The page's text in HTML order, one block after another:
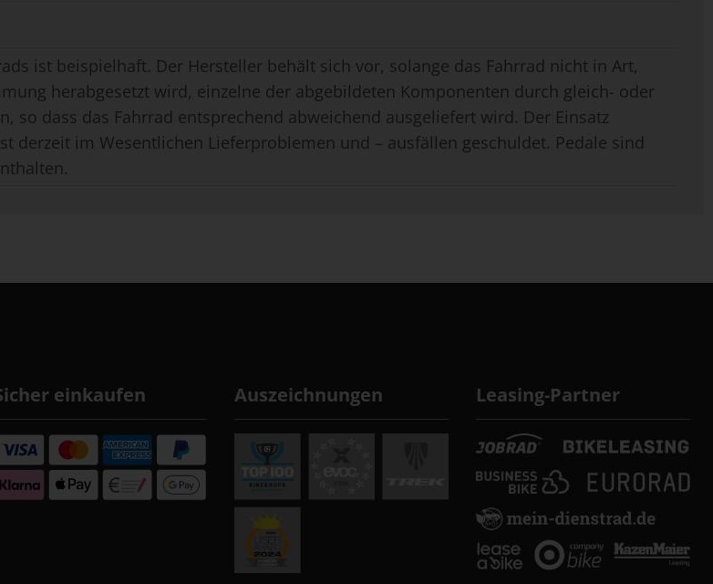
ist beispielhaft. Der Hersteller behält sich vor, solange das Fahrrad nicht in Art,
herabgesetzt wird, einzelne der abgebildeten Komponenten durch gleich- oder
so dass das Fahrrad entsprechend abweichend ausgeliefert wird. Der Einsatz
derzeit im Wesentlichen Lieferproblemen und – ausfällen geschuldet. Pedale sind
einkaufen Auszeichnungen Leasing-Partner